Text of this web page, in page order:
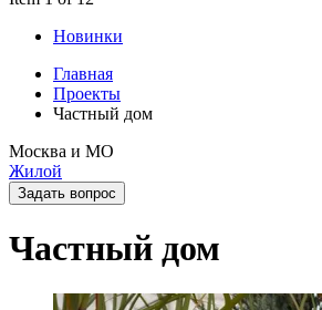
Новинки
Главная
Проекты
Частный дом
Москва и МО
Жилой
Задать вопрос
Частный дом